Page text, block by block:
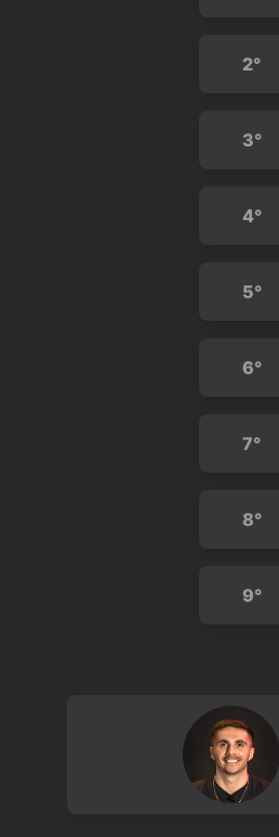
2°
3°
4°
5°
6°
7°
8°
9°